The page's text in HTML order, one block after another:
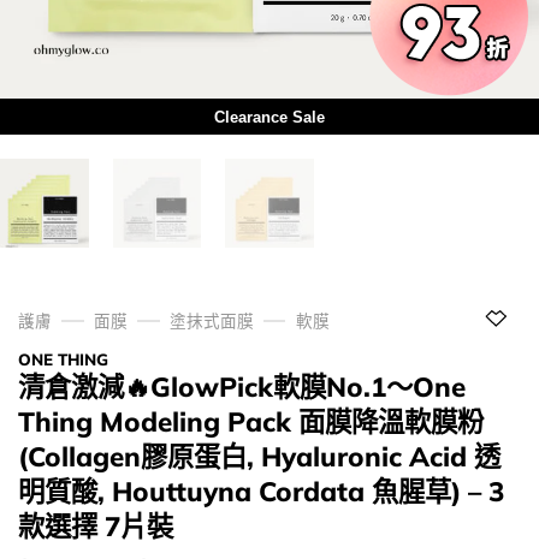
Clearance Sale
護膚 面膜 塗抹式面膜
軟膜
ONE THING
清倉激減🔥GlowPick軟膜No.1～One
Thing Modeling Pack 面膜降溫軟膜粉
(Collagen膠原蛋白, Hyaluronic Acid 透
明質酸, Houttuyna Cordata 魚腥草) – 3
款選擇 7片裝